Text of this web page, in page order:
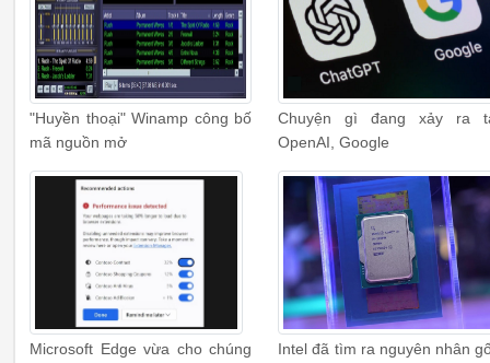
"Huyền thoại" Winamp công bố
mã nguồn mở
Chuyện gì đang xảy ra
OpenAI, Google
Microsoft Edge vừa cho chúng
Intel đã tìm ra nguyên nhân